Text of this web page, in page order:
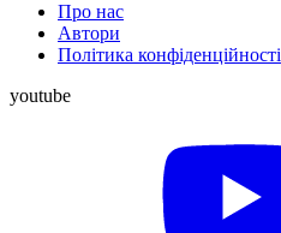
Про нас
Автори
Політика конфіденційності
youtube